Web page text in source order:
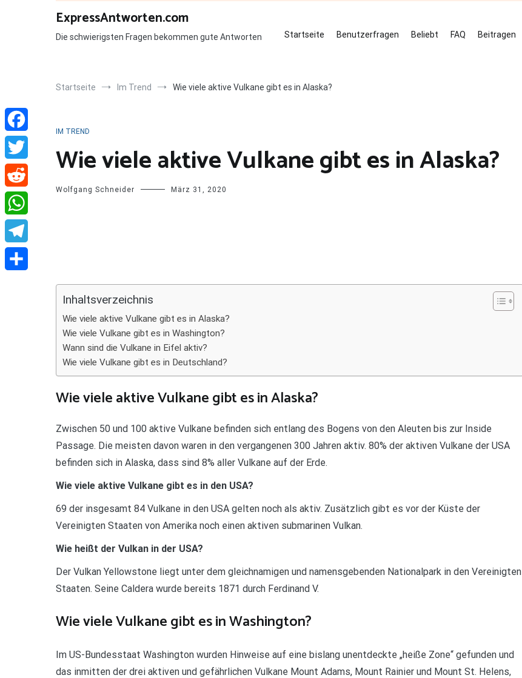
ExpressAntworten.com
Die schwierigsten Fragen bekommen gute Antworten Startseite Benutzerfragen Beliebt FAQ Beitragen
Startseite Im Trend Wie viele aktive Vulkane gibt es in Alaska?
IM TREND
Wie viele aktive Vulkane gibt es in Alaska?
Wolfgang Schneider März 31, 2020
Inhaltsverzeichnis
Wie viele aktive Vulkane gibt es in Alaska?
Wie viele Vulkane gibt es in Washington?
Wann sind die Vulkane in Eifel aktiv?
Wie viele Vulkane gibt es in Deutschland?
Wie viele aktive Vulkane gibt es in Alaska?
Zwischen 50 und 100 aktive Vulkane befinden sich entlang des Bogens von den Aleuten bis zur Inside
Passage. Die meisten davon waren in den vergangenen 300 Jahren aktiv. 80% der aktiven Vulkane der USA
befinden sich in Alaska, dass sind 8% aller Vulkane auf der Erde.
Wie viele aktive Vulkane gibt es in den USA?
69 der insgesamt 84 Vulkane in den USA gelten noch als aktiv. Zusätzlich gibt es vor der Küste der
Vereinigten Staaten von Amerika noch einen aktiven submarinen Vulkan.
Wie heißt der Vulkan in der USA?
Der Vulkan Yellowstone liegt unter dem gleichnamigen und namensgebenden Nationalpark in den Vereinigten
Staaten. Seine Caldera wurde bereits 1871 durch Ferdinand V.
Wie viele Vulkane gibt es in Washington?
Im US-Bundesstaat Washington wurden Hinweise auf eine bislang unentdeckte „heiße Zone“ gefunden und
das inmitten der drei aktiven und gefährlichen Vulkane Mount Adams, Mount Rainier und Mount St. Helens,
Facebook
Twitter
Reddit
WhatsApp
Telegram